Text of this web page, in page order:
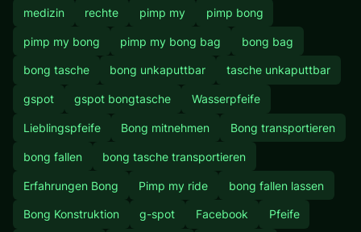
medizin rechte pimp my pimp bong
pimp my bong pimp my bong bag bong bag
bong tasche bong unkaputtbar tasche unkaputtbar
gspot gspot bongtasche Wasserpfeife
Lieblingspfeife Bong mitnehmen Bong transportieren
bong fallen bong tasche transportieren
Erfahrungen Bong Pimp my ride bong fallen lassen
Bong Konstruktion g-spot Facebook Pfeife